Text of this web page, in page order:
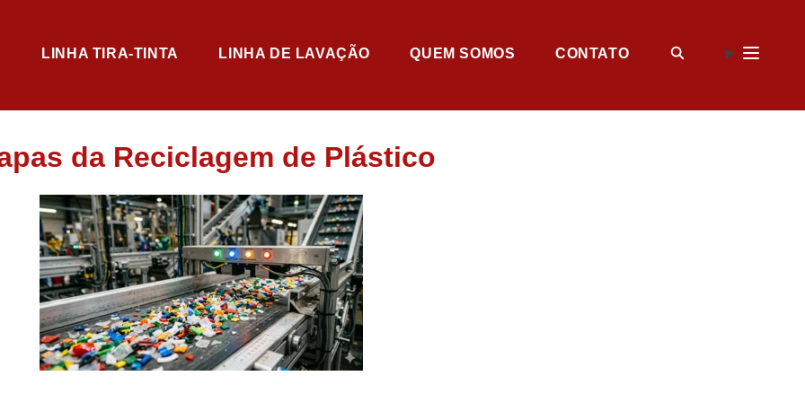
LINHA TIRA-TINTA LINHA DE LAVAÇÃO QUEM SOMOS CONTATO
da Reciclagem de Plástico